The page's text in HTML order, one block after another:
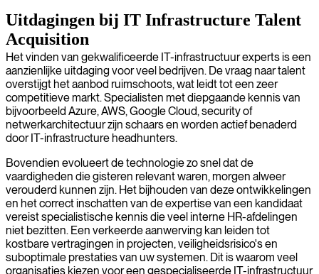
Uitdagingen bij IT Infrastructure Talent
Acquisition
Het vinden van gekwalificeerde IT-infrastructuur experts is een
aanzienlijke uitdaging voor veel bedrijven. De vraag naar talent
overstijgt het aanbod ruimschoots, wat leidt tot een zeer
competitieve markt. Specialisten met diepgaande kennis van
bijvoorbeeld Azure, AWS, Google Cloud, security of
netwerkarchitectuur zijn schaars en worden actief benaderd
door IT-infrastructure headhunters.
Bovendien evolueert de technologie zo snel dat de
vaardigheden die gisteren relevant waren, morgen alweer
verouderd kunnen zijn. Het bijhouden van deze ontwikkelingen
en het correct inschatten van de expertise van een kandidaat
vereist specialistische kennis die veel interne HR-afdelingen
niet bezitten. Een verkeerde aanwerving kan leiden tot
kostbare vertragingen in projecten, veiligheidsrisico's en
suboptimale prestaties van uw systemen. Dit is waarom veel
organisaties kiezen voor een gespecialiseerde IT-infrastructuur